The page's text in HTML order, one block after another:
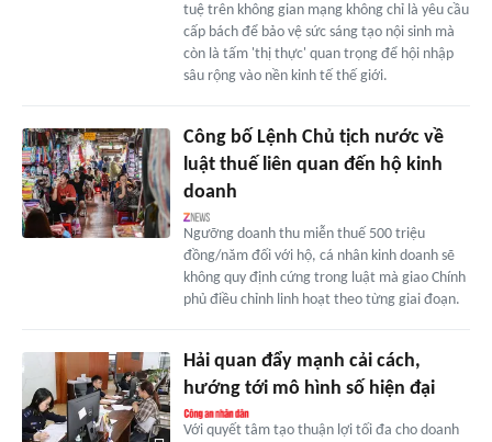
tuệ trên không gian mạng không chỉ là yêu cầu
cấp bách để bảo vệ sức sáng tạo nội sinh mà
còn là tấm 'thị thực' quan trọng để hội nhập
sâu rộng vào nền kinh tế thế giới.
Công bố Lệnh Chủ tịch nước về
luật thuế liên quan đến hộ kinh
doanh
Ngưỡng doanh thu miễn thuế 500 triệu
đồng/năm đối với hộ, cá nhân kinh doanh sẽ
không quy định cứng trong luật mà giao Chính
phủ điều chỉnh linh hoạt theo từng giai đoạn.
Hải quan đẩy mạnh cải cách,
hướng tới mô hình số hiện đại
Với quyết tâm tạo thuận lợi tối đa cho doanh